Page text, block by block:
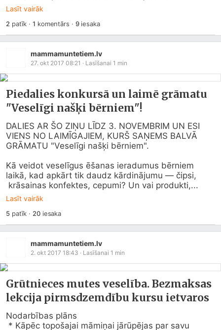
Lasīt vairāk
2 patīk ·1 komentārs · 9iesaka
mammamuntetiem.lv
27. okt 2017 08:21 · Lasīšanai 1 min
Piedalies konkursā un laimē grāmatu
"Veselīgi našķi bērniem"!
DALIES AR ŠO ZIŅU LĪDZ 3. NOVEMBRIM UN ESI
VIENS NO LAIMĪGAJIEM, KURŠ SAŅEMS BALVĀ
GRĀMATU "Veselīgi našķi bērniem".
Kā veidot veselīgus ēšanas ieradumus bērniem
laikā, kad apkārt tik daudz kārdinājumu — čipsi,
krāsainas konfektes, cepumi? Un vai produkti,...
Lasīt vairāk
5patīk · 20iesaka
mammamuntetiem.lv
2. okt 2017 18:43 · Lasīšanai 1 min
Grūtnieces mutes veselība. Bezmaksas
lekcija pirmsdzemdību kursu ietvaros
Nodarbības plāns